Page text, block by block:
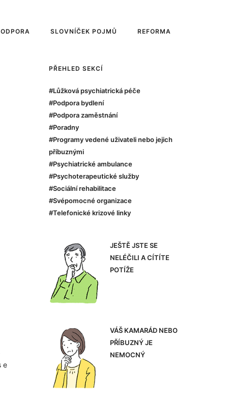
SLOVNÍČEK POJMŮ REFORMA
e
PŘEHLED SEKCÍ
#Lůžková psychiatrická péče
#Podpora bydlení
#Podpora zaměstnání
#Poradny
#Programy vedené uživateli nebo jejich
příbuznými
#Psychiatrické ambulance
#Psychoterapeutické služby
#Sociální rehabilitace
#Svépomocné organizace
#Telefonické krizové linky
JEŠTĚ JSTE SE
NELÉČILI A CÍTÍTE
POTÍŽE
VÁŠ KAMARÁD NEBO
PŘÍBUZNÝ JE
NEMOCNÝ